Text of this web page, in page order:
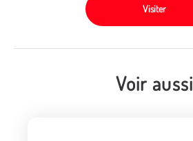
Visiter
Voir aussi